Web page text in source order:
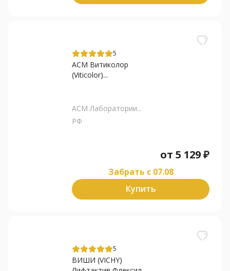
5
АСМ Витиколор
(Viticolor)...
АСМ Лаборатории...
РФ
от 5 129₽
Забрать c 07.08
Купить
5
ВИШИ (VICHY)